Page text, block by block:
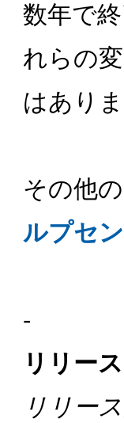
数年で
れらの
はあり
その他
ルプセ
-
リリー
リリー